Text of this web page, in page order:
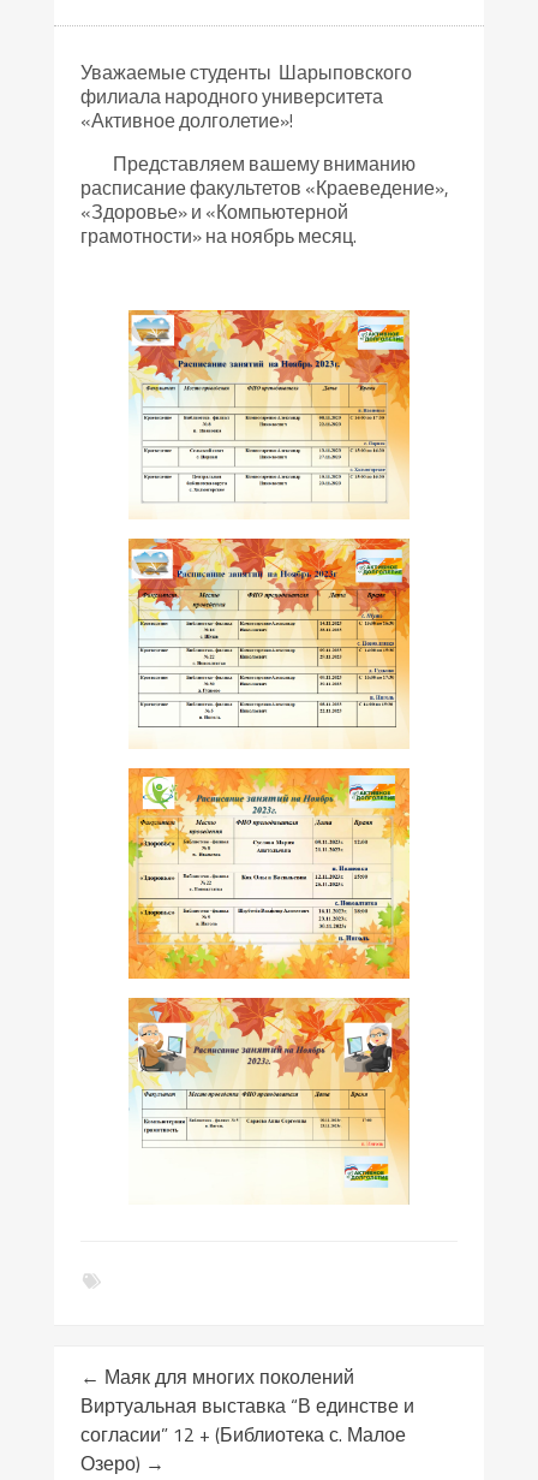
Уважаемые студенты Шарыповского
филиала народного университета
«Активное долголетие»!
Представляем вашему вниманию
расписание факультетов «Краеведение»,
«Здоровье» и «Компьютерной
грамотности» на ноябрь месяц.
← Маяк для многих поколений
Виртуальная выставка “В единстве и
согласии” 12 + (Библиотека с. Малое
Озеро) →